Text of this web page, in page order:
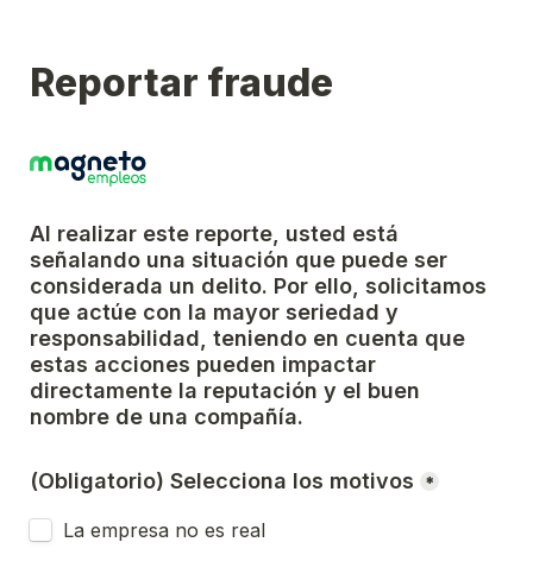
Reportar fraude
Al realizar este reporte, usted está
señalando una situación que puede ser
considerada un delito. Por ello, solicitamos
que actúe con la mayor seriedad y
responsabilidad, teniendo en cuenta que
estas acciones pueden impactar
directamente la reputación y el buen
nombre de una compañía.
(Obligatorio) Selecciona los motivos *
La empresa no es real